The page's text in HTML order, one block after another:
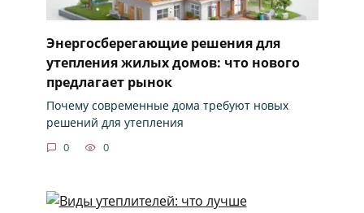
Энергосберегающие решения для
утепления жилых домов: что нового
предлагает рынок
Почему современные дома требуют новых
решений для утепления
0 0